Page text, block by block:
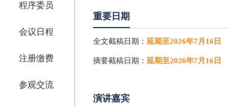
程序委员
会议日程
注册缴费
参观交流
重要日期
全文截稿日期： 延期至2026年7月16日
摘要截稿日期： 延期至2026年7月16日
演讲嘉宾